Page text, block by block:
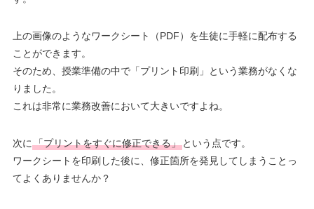
上の画像のようなワークシート（PDF）を生徒に手軽に配布する
ことができます。
そのため、授業準備の中で「プリント印刷」という業務がなくな
りました。
これは非常に業務改善において大きいですよね。
次に「プリントをすぐに修正できる」という点です。
ワークシートを印刷した後に、修正箇所を発見してしまうことっ
てよくありませんか？